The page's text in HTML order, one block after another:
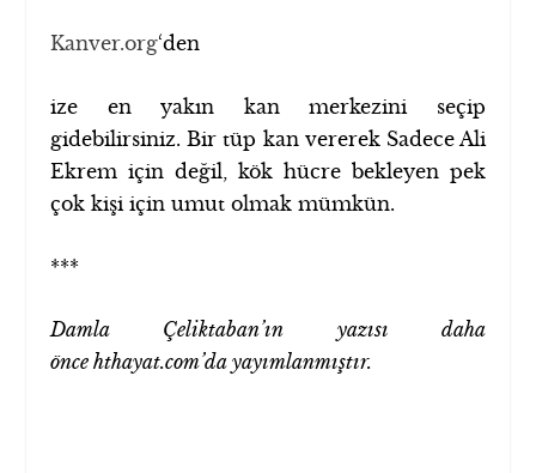
Kanver.org‘den
ize en yakın kan merkezini seçip
gidebilirsiniz. Bir tüp kan vererek Sadece Ali
Ekrem için değil, kök hücre bekleyen pek
çok kişi için umut olmak mümkün.
***
Damla Çeliktaban’ın yazısı daha
önce hthayat.com’da yayımlanmıştır.